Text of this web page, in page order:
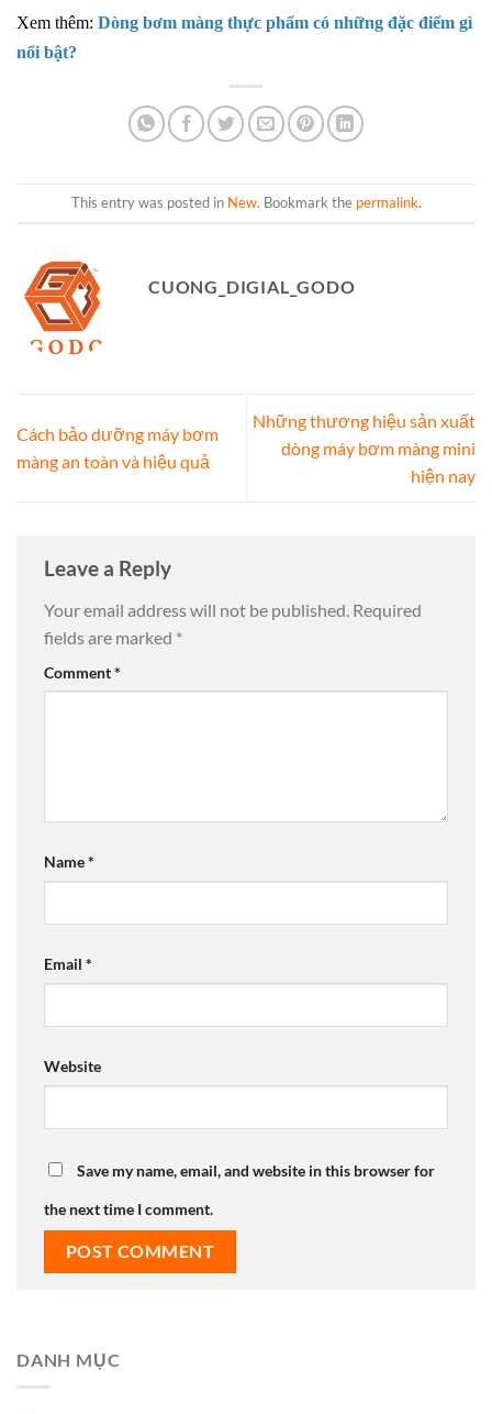
Xem thêm: Dòng bơm màng thực phẩm có những đặc điểm gì
nổi bật?
This entry was posted in New. Bookmark the permalink.
CUONG_DIGIAL_GODO
Cách bảo dưỡng máy bơm
màng an toàn và hiệu quả
Những thương hiệu sản xuất
dòng máy bơm màng mini
hiện nay
Leave a Reply
Your email address will not be published. Required
fields are marked *
Comment*
Name*
Email *
Website
Save my name, email, and website in this browser for
the next time I comment.
DANH MỤC